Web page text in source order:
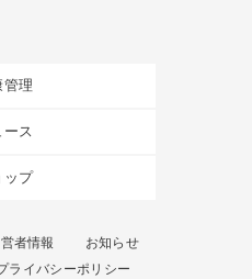
管理
ース
ップ
者情報
お知らせ
ライバシーポリシー